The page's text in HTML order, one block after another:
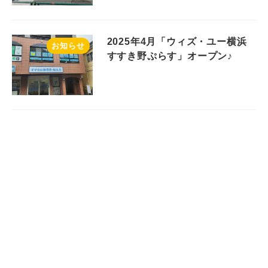
お知らせ
2025年4月「ウィズ・ユー横浜
すすき野ぷらす」オープン♪